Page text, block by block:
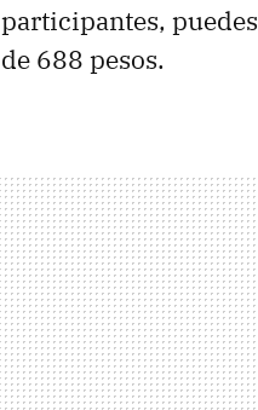
participantes, puedes
de 688 pesos.